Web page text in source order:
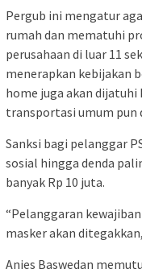
Pergub ini mengatur
rumah dan mematuhi
perusahaan di luar 11
menerapkan kebijakan
home juga akan
transportasi umum pun
Sanksi bagi pelanggar
sosial hingga denda
banyak Rp 10 juta.
“Pelanggaran
masker akan
Anies Baswedan